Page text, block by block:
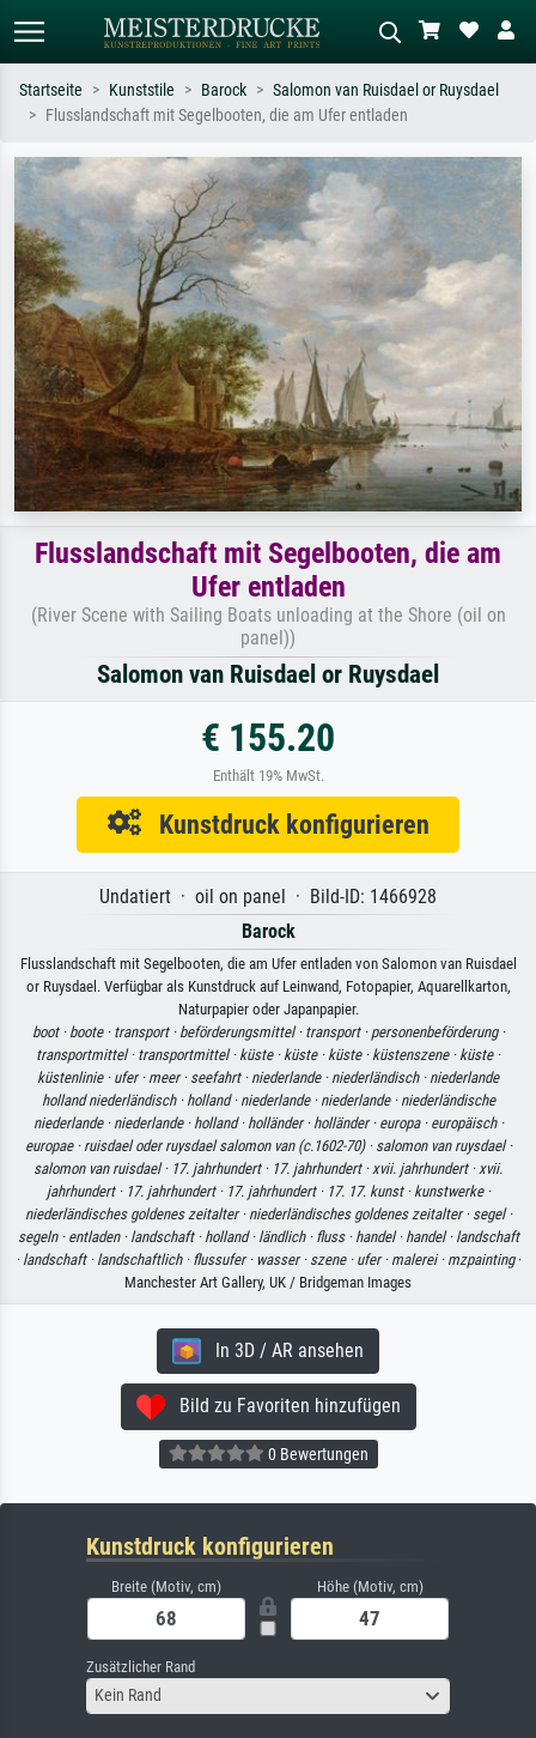
Suchen Sie nach Künstlern, Werktiteln
oder Stilen – z.B. Monet,
Sternennacht, Impressionismus, Welle
Hokusai, Akt.
Beschreiben Sie die Szene – z.B. Grüne
Wiese, Abstrakt mit viel Rot, Dunkles
Ölgemälde, Stehender Akt neben einem
Baum.
Startseite Kunststile Barock
Salomon van Ruisdael or Ruysdael
Flusslandschaft mit Segelbooten, die am Ufer entladen
Flusslandschaft mit Segelbooten, die am
Ufer entladen
(River Scene with Sailing Boats unloading at the Shore (oil on
panel))
Salomon van Ruisdael or Ruysdael
€ 155.20
Enthält 19% MwSt.
Kunstdruck konfigurieren
Undatiert · oil on panel · Bild-ID: 1466928
Barock
Flusslandschaft mit Segelbooten, die am Ufer entladen von Salomon van Ruisdael
or Ruysdael. Verfügbar als Kunstdruck auf Leinwand, Fotopapier, Aquarellkarton,
Naturpapier oder Japanpapier.
boot · boote · transport · beförderungsmittel · transport · personenbeförderung ·
transportmittel · transportmittel · küste · küste · küste · küstenszene · küste ·
küstenlinie · ufer · meer · seefahrt · niederlande · niederländisch · niederlande
holland niederländisch · holland · niederlande · niederlande · niederländische
niederlande · niederlande · holland · holländer · holländer · europa · europäisch ·
europae · ruisdael oder ruysdael salomon van (c.1602-70) · salomon van ruysdael ·
salomon van ruisdael · 17. jahrhundert · 17. jahrhundert · xvii. jahrhundert · xvii.
jahrhundert · 17. jahrhundert · 17. jahrhundert · 17. 17. kunst · kunstwerke ·
niederländisches goldenes zeitalter · niederländisches goldenes zeitalter · segel ·
segeln · entladen · landschaft · holland · ländlich · fluss · handel · handel · landschaft
· landschaft · landschaftlich · flussufer · wasser · szene · ufer · malerei · mzpainting·
Manchester Art Gallery, UK / Bridgeman Images
In 3D / AR ansehen
Bild zu Favoriten hinzufügen
0 Bewertungen
Kunstdruck konfigurieren
Breite (Motiv, cm) Höhe (Motiv, cm)
Zusätzlicher Rand
Kein Rand